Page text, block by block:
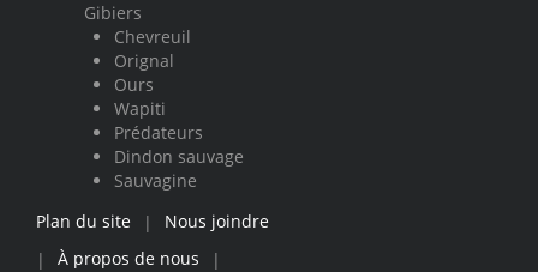
Gibiers
Chevreuil
Orignal
Ours
Wapiti
Prédateurs
Dindon sauvage
Sauvagine
Plan du site
|
Nous joindre
|
À propos de nous
|